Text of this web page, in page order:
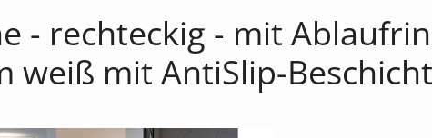
- rechteckig - mit
weiß mit AntiSlip-